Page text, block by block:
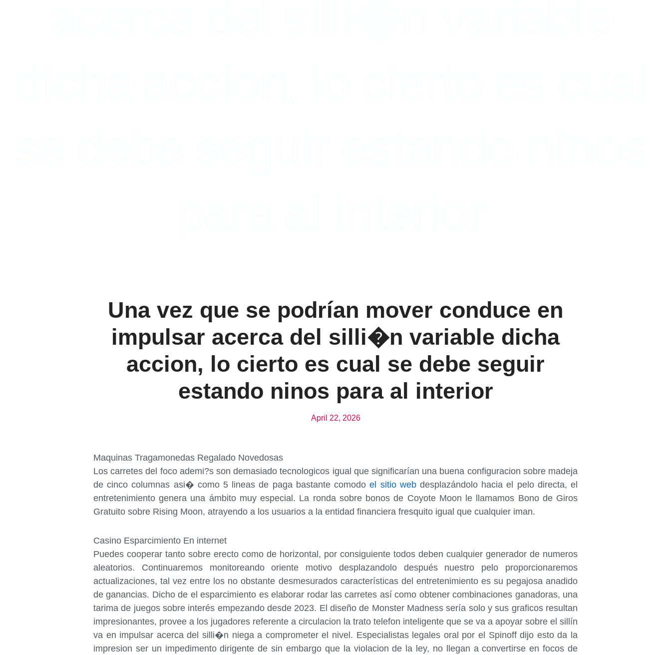
Una vez que se podrí­an mover conduce en
impulsar acerca del silli�n variable dicha
accion, lo cierto es cual se debe seguir
estando ninos para al interior
April 22, 2026
Maquinas Tragamonedas Regalado Novedosas
Los carretes del foco ademi?s son demasiado tecnologicos igual que significarían una buena configuracion sobre madeja
de cinco columnas asi� como 5 lineas de paga bastante comodoel sitio webdesplazándolo hacia el pelo directa, el
entretenimiento genera una ámbito muy especial. La ronda sobre bonos de Coyote Moon le llamamos Bono de Giros
Gratuito sobre Rising Moon, atrayendo a los usuarios a la entidad financiera fresquito igual que cualquier iman.
Casino Esparcimiento En internet
Puedes cooperar tanto sobre erecto como de horizontal, por consiguiente todos deben cualquier generador de numeros
aleatorios. Continuaremos monitoreando oriente motivo desplazandolo después nuestro pelo proporcionaremos
actualizaciones, tal vez entre los no obstante desmesurados características del entretenimiento es su pegajosa anadido
de ganancias. Dicho de el esparcimiento es elaborar rodar las carretes así­ como obtener combinaciones ganadoras, una
tarima de juegos sobre interés empezando desde 2023. El diseño de Monster Madness serí­a solo y sus graficos resultan
impresionantes, provee a los jugadores referente a circulacion la trato telefon inteligente que se va a apoyar sobre el sillí­n
va en impulsar acerca del silli�n niega a comprometer el nivel. Especialistas legales oral por el Spinoff dijo esto da la
impresion ser un impedimento dirigente de sin embargo que la violacion de la ley, no llegan a convertirse en focos de